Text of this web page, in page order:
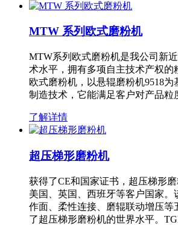
MTW 系列欧式磨粉机
MTW系列欧式磨粉机是我公司新
术水平，拥有多项自主技术产权
欧式磨粉机，以悬辊磨粉机9518
制造技术，它能满足客户对产品
了解详情
超压梯形磨粉机
获得了CE和国家证书，超压梯形磨
美国、英国、西班牙等客户国家。
作面、柔性连接、磨辊联动增压等
了超压梯形磨粉机的世界水平。